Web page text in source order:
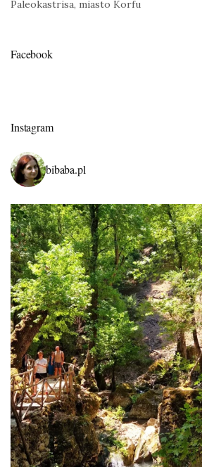
Paleokastrisa, miasto Korfu
Facebook
Instagram
bibaba.pl